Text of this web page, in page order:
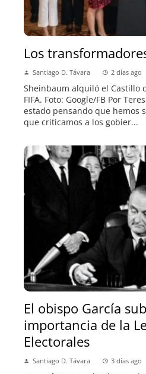
Los
Santiago D. Távara 2 días ago
Sheinbaum alquiló el Castillo
FIFA. Foto: Google/FB Por
estado pensando que hemos
que criticamos a los gobier...
El obispo García
importancia de la
Electorales
Santiago D. Távara 3 días ago